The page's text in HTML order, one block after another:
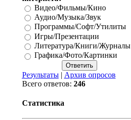
Видео/Фильмы/Кино
Аудио/Музыка/Звук
Программы/Софт/Утилиты
Игры/Презентации
Литература/Книги/Журналы
Графика/Фото/Картинки
Результаты| Архив опросов
Всего ответов: 246
Статистика